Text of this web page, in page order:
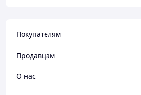
Покупателям
Продавцам
О нас